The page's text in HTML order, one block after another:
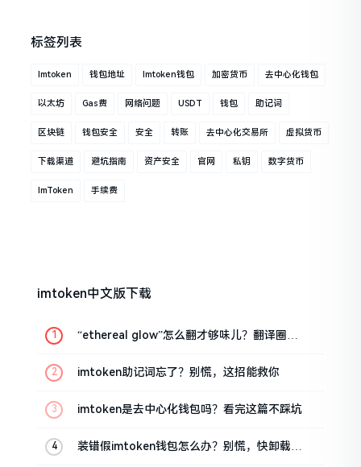
标签列表
Imtoken 钱包地址 Imtoken钱包 加密货币 去中心化钱包
以太坊 Gas费 网络问题 USDT 钱包 助记词
区块链 钱包安全 安全 转账 去中心化交易所 虚拟货币
下载渠道 避坑指南 资产安全 官网 私钥 数字货币
ImToken 手续费
imtoken中文版下载
“ethereal glow”怎么翻才够味儿？翻译圈老
imtoken助记词忘了？别慌，这招能救你
imtoken是去中心化钱包吗？看完这篇不踩坑
装错假imtoken钱包怎么办？别慌，快卸载，